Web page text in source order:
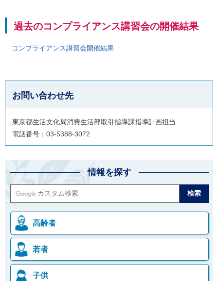
過去のコンプライアンス講習会の開催結果
コンプライアンス講習会開催結果
お問い合わせ先
東京都生活文化局消費生活部取引指導課指導計画担当
電話番号：03-5388-3072
情報を探す
高齢者
若者
子供